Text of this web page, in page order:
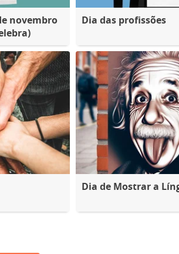
novembro
Dia das profissões
Dia de Mostrar a